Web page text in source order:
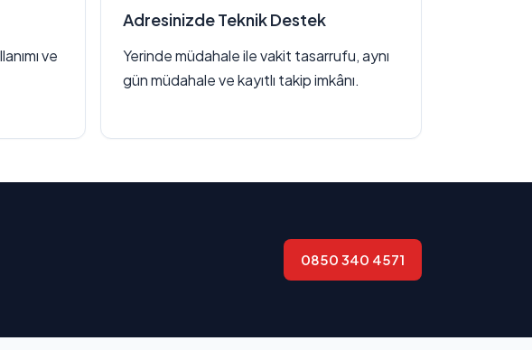
ve
Adresinizde Teknik Destek
Yerinde müdahale ile vakit tasarrufu, aynı
gün müdahale ve kayıtlı takip imkânı.
0850 340 4571